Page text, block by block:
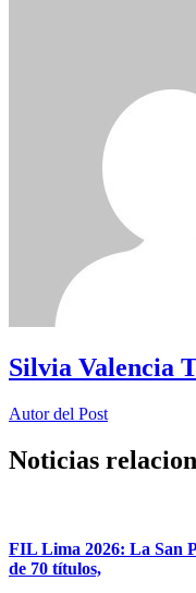
Silvia Valencia
Autor del Post
Noticias
FIL Lima 2026: La San
de 70 títulos,